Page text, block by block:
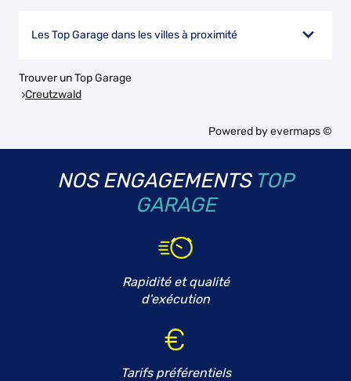
Les Top Garage dans les villes à proximité
Trouver un Top Garage
Creutzwald
Powered byevermaps ©
NOS ENGAGEMENTS TOP
GARAGE
Rapidité et qualité
d'exécution
Tarifs préférentiels